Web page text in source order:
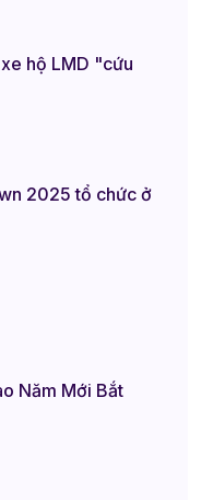
hộ LMD "cứu
2025 tổ chức ở
Năm Mới Bắt